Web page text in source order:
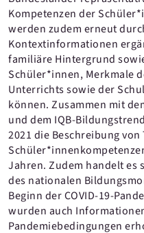
Kompetenzen der
werden zudem erneut
Kontextinformationen
familiäre Hintergrund
Schüler*innen, Merkmale
Unterrichts sowie der
können. Zusammen mit
und dem IQB-
2021 die Beschreibung
Jahren. Zudem handelt es
des nationalen
Beginn der COVID-19-
wurden auch
Pandemiebedingungen